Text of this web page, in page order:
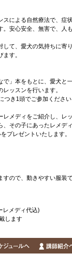
スによる自然療法で、症
。安心安全、無害で、人
して、愛犬の気持ちに寄
す。
で」本をもとに、愛犬と
ッスンを行います。
つき1頭でご参加くださ
メディをご紹介し、レ
、その子にあったレメデ
プレゼントいたします。
ので、動きやすい服装
レメディ代込)
します